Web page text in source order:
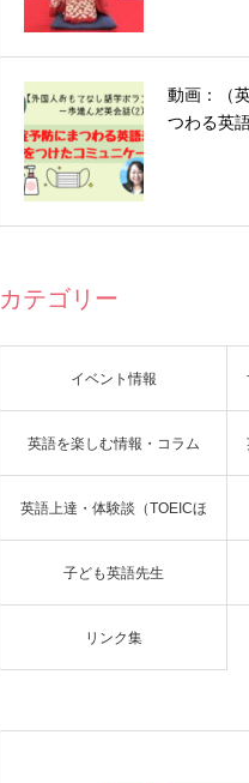
動画：（
つわる英
カテゴリー
イベント情報
英語を楽しむ情報・コラム
英語上達・体験談（TOEICほ
か）
子ども英語先生
リンク集